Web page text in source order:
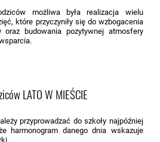
możliwa była realizacja wielu
które przyczyniły się do wzbogacenia
oraz budowania pozytywnej atmosfery
LATO W MIEŚCIE
przyprowadzać do szkoły najpóźniej
harmonogram danego dnia wskazuje